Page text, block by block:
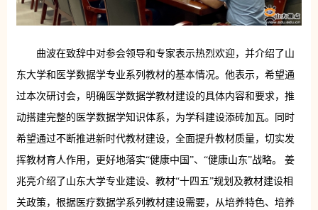
曲波在致辞中对参会领导和专家表示热烈欢迎，并介绍了山
东大学和医学数据学专业系列教材的基本情况。他表示，希望通
过本次研讨会，明确医学数据学教材建设的具体内容和要求，推
动搭建完整的医学数据学知识体系，为学科建设添砖加瓦。同时
希望通过不断推进新时代教材建设，全面提升教材质量，切实发
挥教材育人作用，更好地落实“健康中国”、“健康山东”战略。 姜
兆亮介绍了山东大学专业建设、教材“十四五”规划及教材建设相
关政策，根据医疗数据学系列教材建设需要，从培养特色、培养